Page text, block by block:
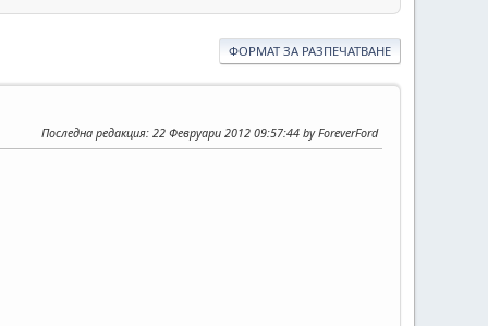
ФОРМАТ ЗА РАЗПЕЧАТВАНЕ
Последна редакция: 22 Февруари 2012 09:57:44 by ForeverFord